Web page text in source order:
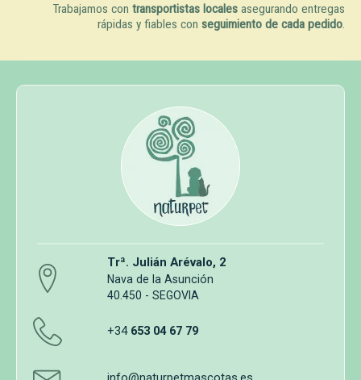
Trabajamos con transportistas locales asegurando entregas
rápidas y fiables con seguimiento de cada pedido.
Trª. Julián Arévalo, 2
Nava de la Asunción
40.450 - SEGOVIA
+34 653 04 67 79